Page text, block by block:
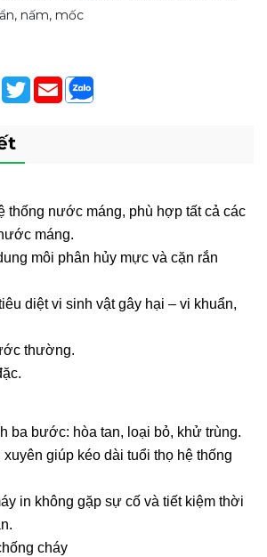
nấm, mốc
thống nước máng, phù hợp tất cả các
máng.
môi phân hủy mực và cặn rắn
diệt vi sinh vật gây hại – vi khuẩn,
thường.
ba bước: hòa tan, loại bỏ, khử trùng.
giúp kéo dài tuổi thọ hệ thống
in không gặp sự cố và tiết kiệm thời
cháy